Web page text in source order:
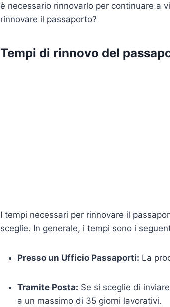
è necessario rinnovarlo per continuare a
rinnovare il passaporto?
Tempi di rinnovo del
I tempi necessari per rinnovare il
sceglie. In generale, i tempi sono i
Presso un Ufficio Passaporti: La
Tramite Posta: Se si sceglie di
a un massimo di 35 giorni lavorativi.